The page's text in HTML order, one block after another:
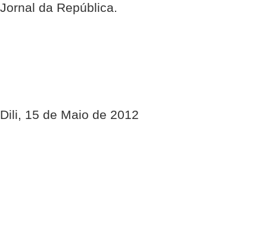
Jornal da República.
Dili, 15 de Maio de 2012